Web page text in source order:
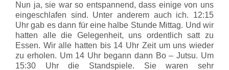
Nun ja, sie war so entspannend, dass einige von uns
eingeschlafen sind. Unter anderem auch ich. 12:15
Uhr gab es dann für eine halbe Stunde Mittag. Und wir
hatten alle die Gelegenheit, uns ordentlich satt zu
Essen. Wir alle hatten bis 14 Uhr Zeit um uns wieder
zu erholen. Um 14 Uhr begann dann Bo – Jutsu. Um
15:30 Uhr die Standspiele. Sie waren sehr